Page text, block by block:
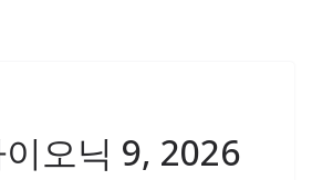
오닉 9, 2026